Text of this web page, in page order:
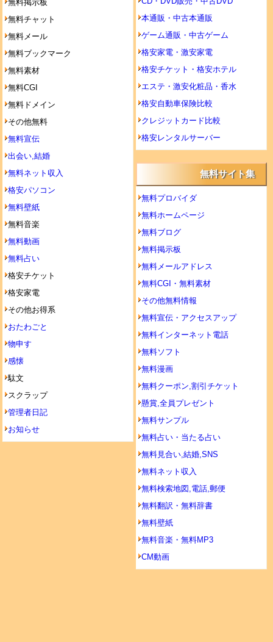
無料掲示板
無料チャット
無料メール
無料ブックマーク
無料素材
無料CGI
無料ドメイン
その他無料
無料宣伝
出会い,結婚
無料ネット収入
格安パソコン
無料壁紙
無料音楽
無料動画
無料占い
格安チケット
格安家電
その他お得系
おたわごと
物申す
感懐
駄文
スクラップ
管理者日記
お知らせ
本通販・中古本通販
ゲーム通販・中古ゲーム
格安家電・激安家電
格安チケット・格安ホテル
エステ・激安化粧品・香水
格安自動車保険比較
クレジットカード比較
格安レンタルサーバー
無料サイト集
無料プロバイダ
無料ホームページ
無料ブログ
無料掲示板
無料メールアドレス
無料CGI・無料素材
その他無料情報
無料宣伝・アクセスアップ
無料インターネット電話
無料ソフト
無料漫画
無料クーポン,割引チケット
懸賞,全員プレゼント
無料サンプル
無料占い・当たる占い
無料見合い,結婚,SNS
無料ネット収入
無料検索地図,電話,郵便
無料翻訳・無料辞書
無料壁紙
無料音楽・無料MP3
CM動画